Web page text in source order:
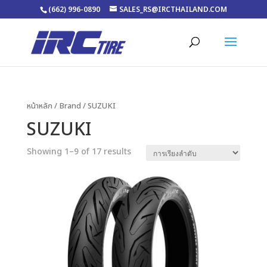
(662) 996-0890 SALES_RS@IRCTHAILAND.COM
หน้าหลัก / Brand / SUZUKI
SUZUKI
Showing 1–9 of 17 results